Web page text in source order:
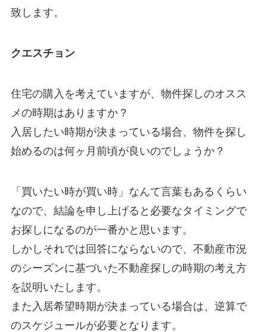
致します。
クエスチョン
住宅の購入を考えていますが、物件探しのオスス
メの時期はありますか？
入居したい時期が決まっている場合、物件を探し
始めるのは何ヶ月前頃が良いのでしょうか？
「買いたい時が買い時」なんて言葉もあるくらい
なので、結論を申し上げると必要なタイミングで
お探しになるのが一番かと思います。
しかしそれでは回答にならないので、不動産市況
のシーズンに基づいた不動産探しの時期の考え方
を説明いたします。
また入居希望時期が決まっている場合は、逆算で
のスケジュールが必要となります。